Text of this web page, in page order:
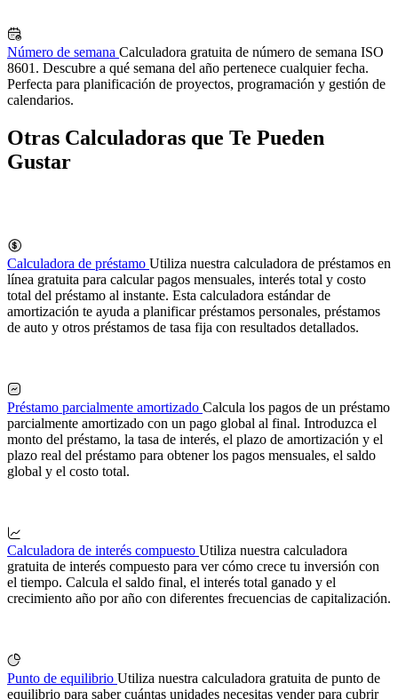
Número de semana Calculadora gratuita de número de semana ISO
8601. Descubre a qué semana del año pertenece cualquier fecha.
Perfecta para planificación de proyectos, programación y gestión de
calendarios.
Otras Calculadoras que Te Pueden
Gustar
Calculadora de préstamo Utiliza nuestra calculadora de préstamos en
línea gratuita para calcular pagos mensuales, interés total y costo
total del préstamo al instante. Esta calculadora estándar de
amortización te ayuda a planificar préstamos personales, préstamos
de auto y otros préstamos de tasa fija con resultados detallados.
Préstamo parcialmente amortizado Calcula los pagos de un préstamo
parcialmente amortizado con un pago global al final. Introduzca el
monto del préstamo, la tasa de interés, el plazo de amortización y el
plazo real del préstamo para obtener los pagos mensuales, el saldo
global y el costo total.
Calculadora de interés compuesto Utiliza nuestra calculadora
gratuita de interés compuesto para ver cómo crece tu inversión con
el tiempo. Calcula el saldo final, el interés total ganado y el
crecimiento año por año con diferentes frecuencias de capitalización.
Punto de equilibrio Utiliza nuestra calculadora gratuita de punto de
equilibrio para saber cuántas unidades necesitas vender para cubrir